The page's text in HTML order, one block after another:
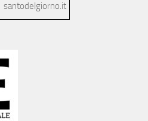
santodelgiorno.it